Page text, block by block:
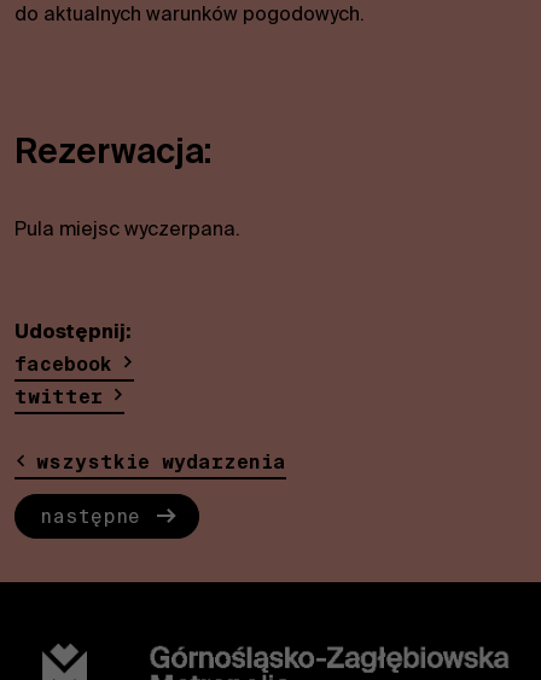
do aktualnych warunków pogodowych.
Rezerwacja:
Pula miejsc wyczerpana.
Udostępnij:
facebook
twitter
wszystkie wydarzenia
następne
odwiedzania naszej